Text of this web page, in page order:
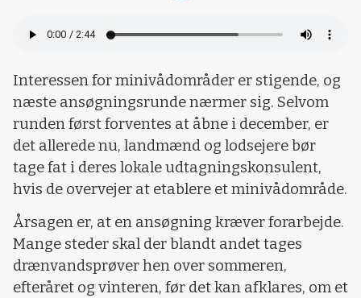
Interessen for minivådområder er stigende, og
næste ansøgningsrunde nærmer sig. Selvom
runden først forventes at åbne i december, er
det allerede nu, landmænd og lodsejere bør
tage fat i deres lokale udtagningskonsulent,
hvis de overvejer at etablere et minivådområde.
Årsagen er, at en ansøgning kræver forarbejde.
Mange steder skal der blandt andet tages
drænvandsprøver hen over sommeren,
efteråret og vinteren, før det kan afklares, om et